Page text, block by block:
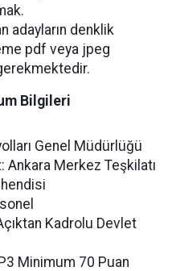
adayların denklik
pdf veya jpeg
Bilgileri
Genel Müdürlüğü
Ankara Merkez Teşkilatı
Kadrolu Devlet
Minimum 70 Puan